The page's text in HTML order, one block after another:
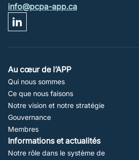
info@pcpa-app.ca
Footer
Navigation
Au cœur de l’APP
Qui nous sommes
Ce que nous faisons
Notre vision et notre stratégie
Gouvernance
Membres
Informations et actualités
Notre rôle dans le système de